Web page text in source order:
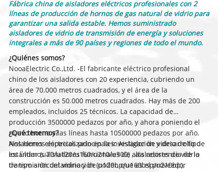
Fábrica china de aisladores eléctricos profesionales con 2
líneas de producción de hornos de gas natural de vidrio para
garantizar una salida estable. Hemos suministrado
aisladores de vidrio de transmisión de energía y soluciones
integrales a más de 90 países y regiones de todo el mundo.
¿Quiénes somos?
NooaElectric Co.,Ltd. -El fabricante eléctrico profesional
chino de los aisladores con 20 experiencia, cubriendo un
área de 70.000 metros cuadrados, y el área de la
construcción es 50.000 metros cuadrados. Hay más de 200
empleados, incluidos 25 técnicos. La capacidad de
producción 3500000 pedazos por año, y ahora poniendo el
nuevo horno y las líneas hasta 10500000 pedazos por año.
Nos hemos especializado en la investigación y desarrollo de
los últimos aisladores funcionales de alta resistencia de la
transmisión del vidrio y de poder, que es el proveedor
¿Qué tenemos?
Aisladores eléctricos principales: Aislador de vidrio de tipo
estándar (u70/u120/u160/u210/u300) , aisladores de vidrio
de tipo anticontaminación (u120bp/u160bsp/u210bp),